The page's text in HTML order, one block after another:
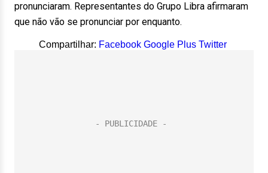
pronunciaram. Representantes do Grupo Libra afirmaram
que não vão se pronunciar por enquanto.
Compartilhar: Facebook Google Plus Twitter